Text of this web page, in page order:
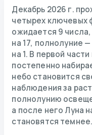
Декабрь 2026 г.
четырех ключевых
ожидается 9
на 17, полнолуние
на 1. В первой
постепенно
небо становится
наблюдения за
полнолунию
а после него Луна
становятся темнее.